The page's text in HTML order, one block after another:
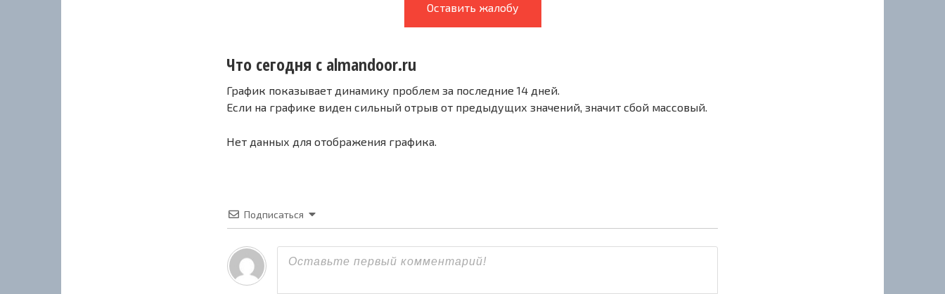
Оставить жалобу
Что сегодня с almandoor.ru
График показывает динамику проблем за последние 14 дней.
Если на графике виден сильный отрыв от предыдущих значений, значит сбой массовый.
Нет данных для отображения графика.
Подписаться